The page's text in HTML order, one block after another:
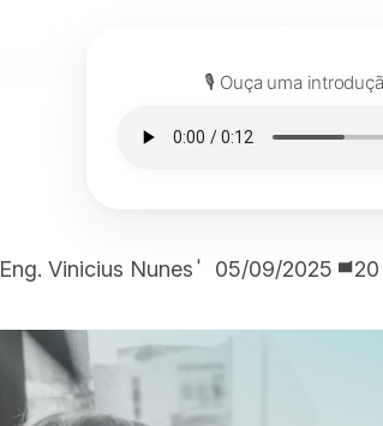
🎙️ Ouça uma
Eng. Vinicius Nunes 05/09/2025